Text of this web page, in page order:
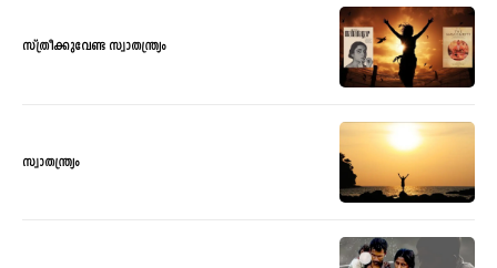
സ്ത്രീക്കുവേണ്ട സ്വാതന്ത്ര്യം
സ്വാതന്ത്ര്യം